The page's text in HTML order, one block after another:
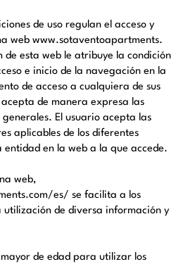
de uso regulan el acceso y
web www.sotaventoapartments.
esta web le atribuye la condición
e inicio de la navegación en la
de acceso a cualquiera de sus
de manera expresa las
generales. El usuario acepta las
aplicables de los diferentes
en la web a la que accede.
web,
es/ se facilita a los
utilización de diversa información y
de edad para utilizar los